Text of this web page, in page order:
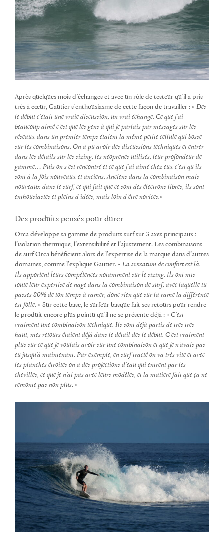
Après quelques mois d’échanges et avec un rôle de testeur qu’il a pris
très à cœur, Gautier s’enthousiasme de cette façon de travailler : « Dès
le début c’était une vraie discussion, un vrai échange. Ce que j’ai
beaucoup aimé c’est que les gens à qui je parlais par messages sur les
réseaux dans un premier temps étaient la même petite cellule qui bosse
sur les combinaisons. On a pu avoir des discussions techniques et entrer
dans les détails sur les sizing, les néoprènes utilisés, leur profondeur de
gamme… Puis on s’est rencontré et ce que j’ai aimé chez eux c’est qu’ils
sont à la fois nouveaux et anciens. Anciens dans la combinaison mais
nouveaux dans le surf, ce qui fait que ce sont des électrons libres, ils sont
enthousiastes et pleins d’idées, mais loin d’être novices.«
Des produits pensés pour durer
Orca développe sa gamme de produits surf sur 3 axes principaux :
l’isolation thermique, l’extensibilité et l’ajustement. Les combinaisons
de surf Orca bénéficient alors de l’expertise de la marque dans d’autres
domaines, comme l’explique Gautier. « La sensation de confort est là.
Ils apportent leurs compétences notamment sur le sizing. Ils ont mis
toute leur expertise de nage dans la combinaison de surf, avec laquelle tu
passes 80% de ton temps à ramer, donc rien que sur la rame la différence
est folle. » Sur cette base, le surfeur basque fait ses retours pour rendre
le produit encore plus pointu qu’il ne se présente déjà : « C’est
vraiment une combinaison technique. Ils sont déjà partis de très très
haut, mes retours étaient déjà dans le détail dès le début. C’est vraiment
plus sur ce que je voulais avoir sur une combinaison et que je n’avais pas
eu jusqu’à maintenant. Par exemple, en surf tracté on va très vite et avec
les planches étroites on a des projections d’eau qui entrent par les
chevilles, ce que je n’ai pas avec leurs modèles, et la matière fait que ça ne
remonte pas non plus. »